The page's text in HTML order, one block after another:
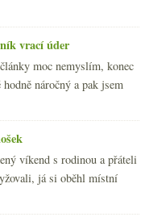
vrací úder
moc nemyslím, konec
náročný a pak jsem
víkend s rodinou a přáteli
já si oběhl místní